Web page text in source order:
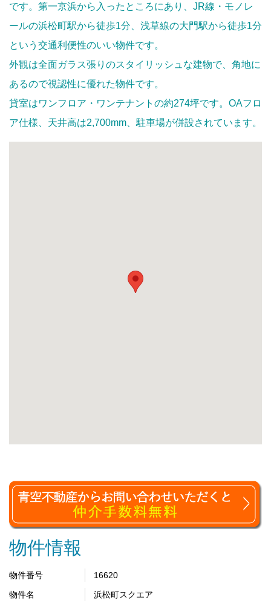
です。第一京浜から入ったところにあり、JR線・モノレ
ールの浜松町駅から徒歩1分、浅草線の大門駅から徒歩1分
という交通利便性のいい物件です。
外観は全面ガラス張りのスタイリッシュな建物で、角地に
あるので視認性に優れた物件です。
貸室はワンフロア・ワンテナントの約274坪です。OAフロ
ア仕様、天井高は2,700mm、駐車場が併設されています。
物件情報
物件番号
16620
物件名
浜松町スクエア